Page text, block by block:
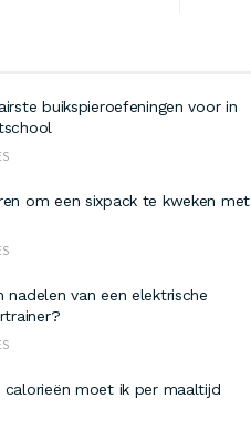
buikspieroefeningen voor in
om een sixpack te kweken met
nadelen van een elektrische
calorieën moet ik per maaltijd